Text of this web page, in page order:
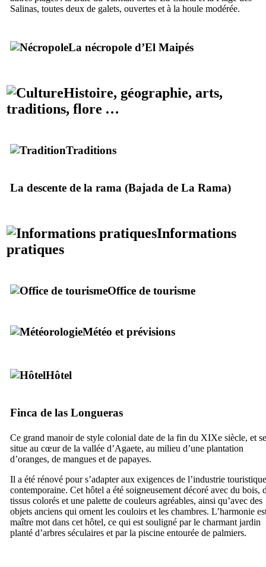
Salinas, toutes deux de galets, ouvertes et à la houle modérée.
La nécropole d’El Maipés
Histoire, géographie, arts,
traditions, flore …
Traditions
La descente de la rama (Bajada de La Rama)
Informations
pratiques
Office de tourisme
Météo et prévisions
Hôtel
Finca de las Longueras
Ce grand manoir de style colonial date de la fin du XIXe siècle, et se
situe au cœur de la vallée d’Agaete, au milieu d’une plantation
d’oranges, de mangues et de papayes.
Il a été rénové pour s’adapter aux exigences de l’industrie touristique
contemporaine. Cet hôtel a été soigneusement décoré avec du bois,
tissus colorés et une palette de couleurs agréables, ainsi qu’avec des
objets anciens qui ornent les couloirs et les chambres. L’harmonie
maître mot dans cet hôtel, ce qui est souligné par le charmant jardin
planté d’arbres séculaires et par la piscine entourée de palmiers.